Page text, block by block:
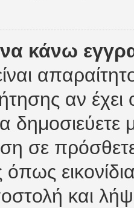
να κάνω
αν έχει
δημοσιεύετε
σε
όπως
και